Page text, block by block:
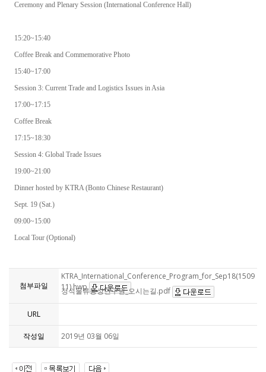
Ceremony and Plenary Session (International Conference Hall)
15:20~15:40
Coffee Break and Commemorative Photo
15:40~17:00
Session 3: Current Trade and Logistics Issues in Asia
17:00~17:15
Coffee Break
17:15~18:30
Session 4: Global Trade Issues
19:00~21:00
Dinner hosted by KTRA (Bonto Chinese Restaurant)
Sept. 19 (Sat.)
09:00~15:00
Local Tour (Optional)
첨부파일
KTRA_International_Conference_Program_for_Sep18(1509
11).hwp
정석물류통상연구원_오시는길.pdf
URL
작성일 2019년 03월 06일